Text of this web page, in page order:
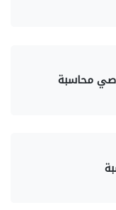
محاسبة